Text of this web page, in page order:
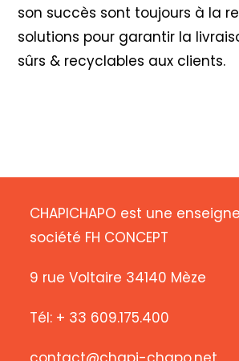
son succès sont toujours à la
solutions pour garantir la
sûrs & recyclables aux clients.
CHAPICHAPO est une
société FH CONCEPT
9 rue Voltaire 34140 Mèze
Tél: + 33 609.175.400